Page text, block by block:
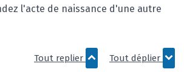
l'acte de naissance d'une autre
Tout replier Tout déplier